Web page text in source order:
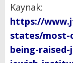
Kaynak:
https://
states/most-
being-